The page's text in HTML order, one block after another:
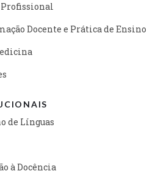
Docente e Prática de Ensino
de Línguas
à Docência